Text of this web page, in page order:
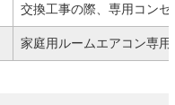
交換工事の際、専用コン
家庭用ルームエアコン専